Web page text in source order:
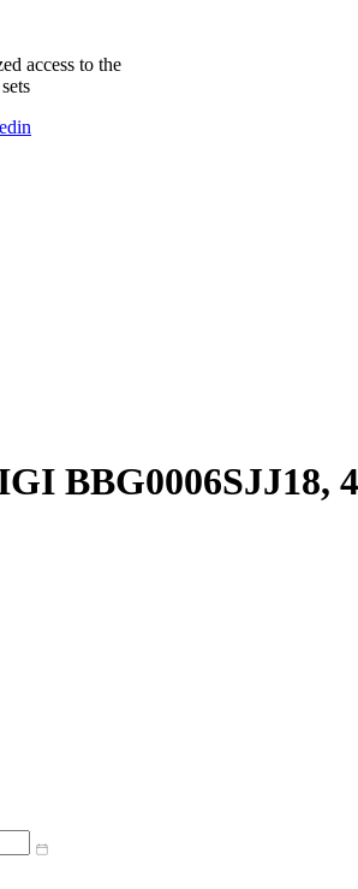
access to the
BBG0006SJJ18,